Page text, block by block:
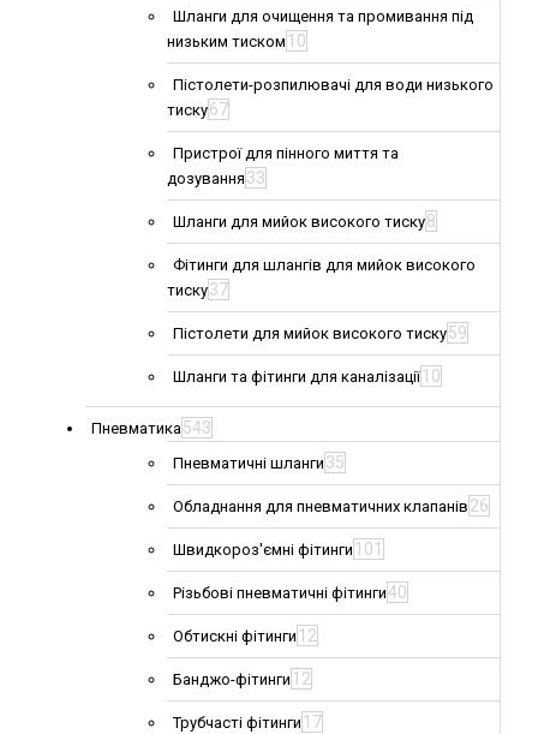
Шланги для очищення та промивання під
низьким тиском 10
Пістолети-розпилювачі для води низького
тиску67
Пристрої для пінного миття та
дозування 33
Шланги для мийок високого тиску8
Фітинги для шлангів для мийок високого
тиску37
Пістолети для мийок високого тиску59
Шланги та фітинги для каналізації 10
Пневматика543
Пневматичні шланги 35
Обладнання для пневматичних клапанів 26
Швидкороз'ємні фітинги 101
Різьбові пневматичні фітинги40
Обтискні фітинги 12
Банджо-фітинги 12
Трубчасті фітинги 17